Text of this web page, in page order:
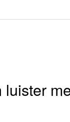
luister